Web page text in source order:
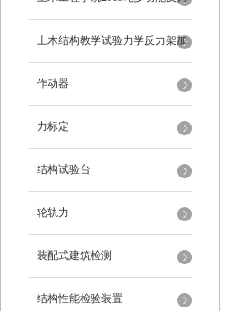
架
土木结构教学试验力学反力架加
载装置
作动器
力标定
结构试验台
轮轨力
装配式建筑检测
结构性能检验装置